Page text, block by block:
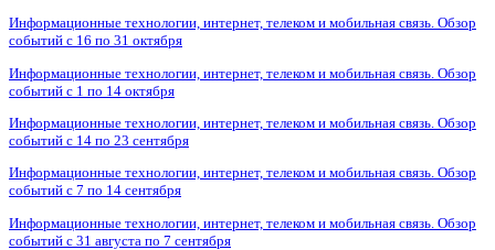
Информационные технологии, интернет, телеком и мобильная связь. Обзор
событий с 16 по 31 октября
Информационные технологии, интернет, телеком и мобильная связь. Обзор
событий с 1 по 14 октября
Информационные технологии, интернет, телеком и мобильная связь. Обзор
событий с 14 по 23 сентября
Информационные технологии, интернет, телеком и мобильная связь. Обзор
событий с 7 по 14 сентября
Информационные технологии, интернет, телеком и мобильная связь. Обзор
событий с 31 августа по 7 сентября